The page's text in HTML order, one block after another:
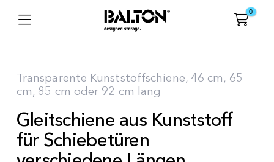
0
Transparente Kunststoffschiene, 46 cm, 65
cm, 85 cm oder 92 cm lang
Gleitschiene aus Kunststoff
für Schiebetüren